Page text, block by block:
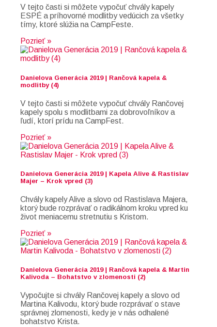
V tejto časti si môžete vypočuť chvály kapely
ESPÉ a príhovorné modlitby vedúcich za všetky
tímy, ktoré slúžia na CampFeste.
Pozrieť »
Danielova Generácia 2019 | Rančová kapela &
modlitby (4)
V tejto časti si môžete vypočuť chvály Rančovej
kapely spolu s modlitbami za dobrovoľníkov a
ľudí, ktorí prídu na CampFest.
Pozrieť »
Danielova Generácia 2019 | Kapela Alive & Rastislav
Majer – Krok vpred (3)
Chvály kapely Alive a slovo od Rastislava Majera,
ktorý bude rozprávať o radikálnom kroku vpred ku
život meniacemu stretnutiu s Kristom.
Pozrieť »
Danielova Generácia 2019 | Rančová kapela & Martin
Kalivoda – Bohatstvo v zlomenosti (2)
Vypočujte si chvály Rančovej kapely a slovo od
Martina Kalivodu, ktorý bude rozprávať o stave
správnej zlomenosti, kedy je v nás odhalené
bohatstvo Krista.